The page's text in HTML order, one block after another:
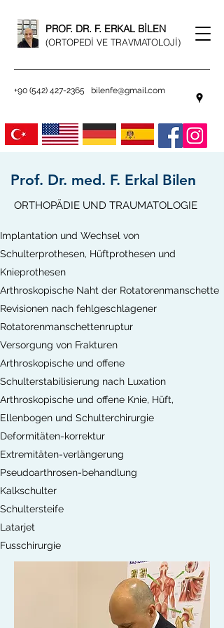
PROF. DR. F. ERKAL BİLEN
(ORTOPEDİ VE TRAVMATOLOJİ)
+90 (542) 427-2365 bilenfe@gmail.com
Prof. Dr. med. F. Erkal Bilen
ORTHOPÄDIE UND TRAUMATOLOGIE
Implantation und Wechsel von
Schulterprothesen, Hüftprothesen und
Knieprothesen
Arthroskopische Naht der Rotatorenmanschette
Revisionen nach fehlgeschlagener
Rotatorenmanschettenruptur
Versorgung von Frakturen
Arthroskopische und offene
Schulterstabilisierung nach Luxation
Arthroskopische und offene Knie, Hüft,
Ellenbogen und Schulterchirurgie
Deformitäten-korrektur
Extremitäten-verlängerung
Pseudoarthrosen-behandlung
Kalkschulter
Schultersteife
Latarjet
Fusschirurgie